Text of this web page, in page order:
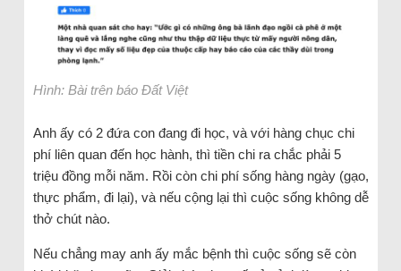
Hình: Bài trên báo Đất Việt
Anh ấy có 2 đứa con đang đi học, và với hàng chục chi
phí liên quan đến học hành, thì tiền chi ra chắc phải 5
triệu đồng mỗi năm. Rồi còn chi phí sống hàng ngày (gạo,
thực phẩm, đi lại), và nếu cộng lại thì cuộc sống không dễ
thở chút nào.
Nếu chẳng may anh ấy mắc bệnh thì cuộc sống sẽ còn